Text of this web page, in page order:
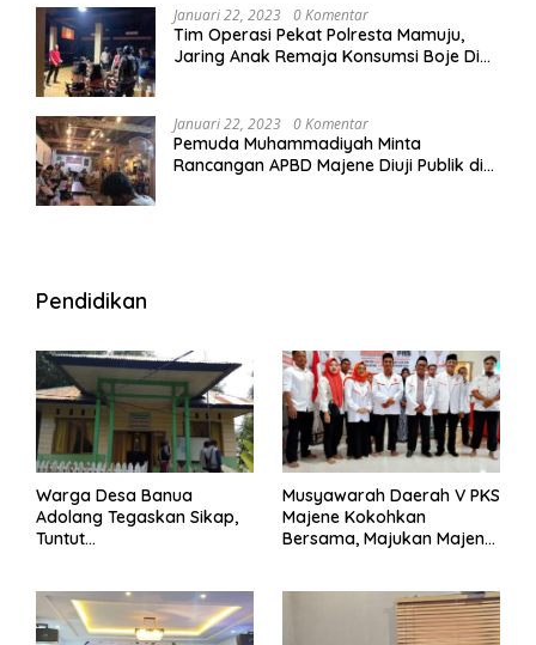
Januari 22, 2023 0 Komentar
Tim Operasi Pekat Polresta Mamuju,
Jaring Anak Remaja Konsumsi Boje Di
Januari 22, 2023 0 Komentar
Pemuda Muhammadiyah Minta
Rancangan APBD Majene Diuji Publik di
Pendidikan
Warga Desa Banua
Adolang Tegaskan Sikap,
Tuntut
Musyawarah Daerah V PKS
Majene Kokohkan
Bersama, Majukan Majene